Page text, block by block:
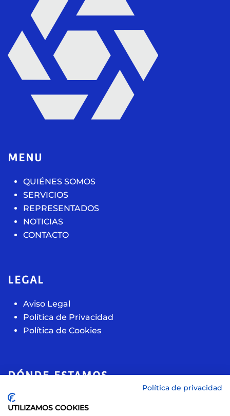
MENU
QUIÉNES SOMOS
SERVICIOS
REPRESENTADOS
NOTICIAS
CONTACTO
LEGAL
Aviso Legal
Política de Privacidad
Política de Cookies
DÓNDE ESTAMOS
28891, Velilla de San Antonio (Madrid)
Política de privacidad
UTILIZAMOS COOKIES